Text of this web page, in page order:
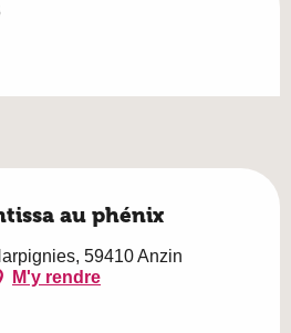
au phénix
59410 Anzin
M'y rendre